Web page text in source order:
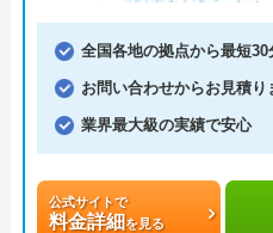
全国各地の拠点から最短
お問い合わせからお見積り
業界最大級の実績で安心
公式サイトで
料金詳細を見る